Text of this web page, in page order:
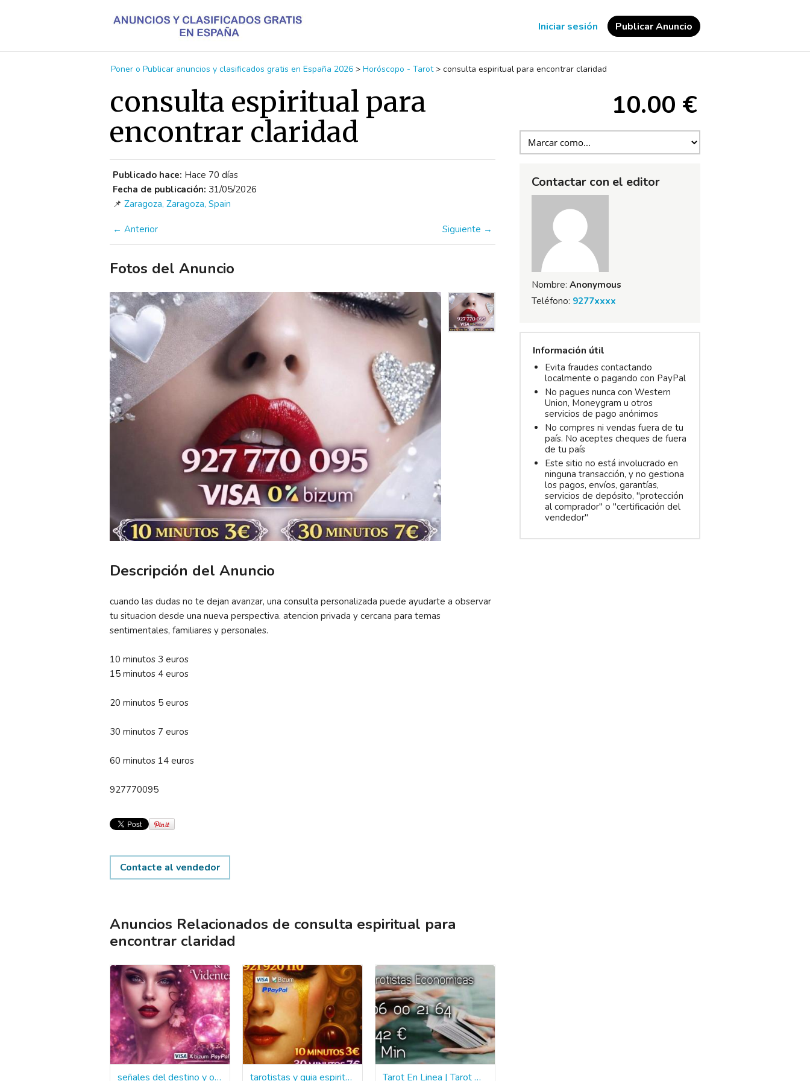
Iniciar sesión Publicar Anuncio
Poner o Publicar anuncios y clasificados gratis en España 2026 > Horóscopo - Tarot > consulta espiritual para encontrar claridad
consulta espiritual para
encontrar claridad
Publicado hace: Hace 70 días
Fecha de publicación: 31/05/2026
📌 Zaragoza, Zaragoza, Spain
← Anterior Siguiente →
Fotos del Anuncio
Descripción del Anuncio
cuando las dudas no te dejan avanzar, una consulta personalizada puede ayudarte a observar
tu situacion desde una nueva perspectiva. atencion privada y cercana para temas
sentimentales, familiares y personales.
10 minutos 3 euros
15 minutos 4 euros
20 minutos 5 euros
30 minutos 7 euros
60 minutos 14 euros
927770095
Contacte al vendedor
Anuncios Relacionados de consulta espiritual para
encontrar claridad
señales del destino y orientacion espiritual tarotistas y guia espiritual cercana Tarot En Linea | Tarot Del Amor
10.00 €
Contactar con el editor
Nombre: Anonymous
Teléfono: 9277xxxx
Información útil
Evita fraudes contactando
localmente o pagando con PayPal
No pagues nunca con Western
Union, Moneygram u otros
servicios de pago anónimos
No compres ni vendas fuera de tu
país. No aceptes cheques de fuera
de tu país
Este sitio no está involucrado en
ninguna transacción, y no gestiona
los pagos, envíos, garantías,
servicios de depósito, "protección
al comprador" o "certificación del
vendedor"